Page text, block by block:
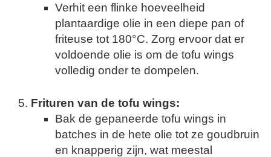
Verhit een flinke hoeveelheid
plantaardige olie in een diepe pan of
friteuse tot 180°C. Zorg ervoor dat er
voldoende olie is om de tofu wings
volledig onder te dompelen.
Frituren van de tofu wings:
Bak de gepaneerde tofu wings in
batches in de hete olie tot ze goudbruin
en knapperig zijn, wat meestal